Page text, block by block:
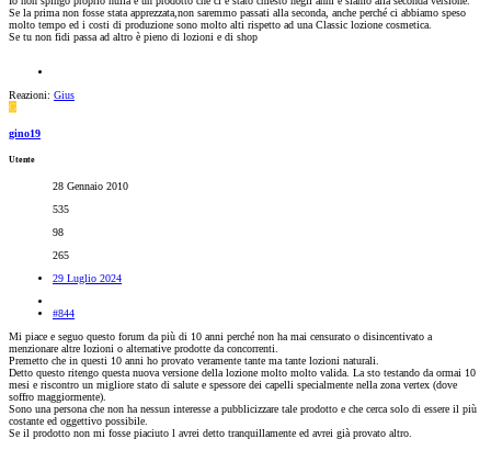
Se la prima non fosse stata apprezzata,non saremmo passati alla seconda, anche perché ci abbiamo speso
molto tempo ed i costi di produzione sono molto alti rispetto ad una Classic lozione cosmetica.
Se tu non fidi passa ad altro è pieno di lozioni e di shop
Reazioni: Gius
G
gino19
Utente
28 Gennaio 2010
535
98
265
29 Luglio 2024
#844
Mi piace e seguo questo forum da più di 10 anni perché non ha mai censurato o disincentivato a
menzionare altre lozioni o alternative prodotte da concorrenti.
Premetto che in questi 10 anni ho provato veramente tante ma tante lozioni naturali.
Detto questo ritengo questa nuova versione della lozione molto molto valida. La sto testando da ormai 10
mesi e riscontro un migliore stato di salute e spessore dei capelli specialmente nella zona vertex (dove
soffro maggiormente).
Sono una persona che non ha nessun interesse a pubblicizzare tale prodotto e che cerca solo di essere il più
costante ed oggettivo possibile.
Se il prodotto non mi fosse piaciuto l avrei detto tranquillamente ed avrei già provato altro.